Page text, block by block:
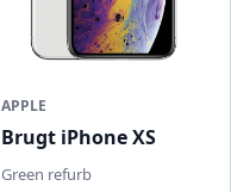
APPLE
Brugt iPhone XS
Green refurb